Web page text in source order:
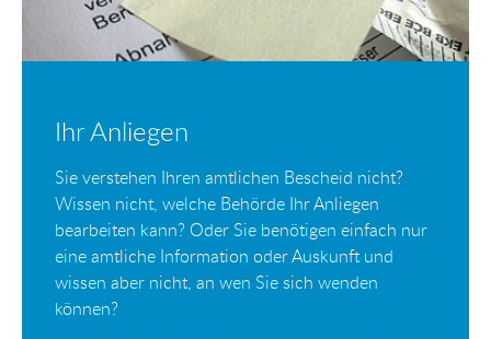
Ihr Anliegen
Sie verstehen Ihren amtlichen Bescheid nicht?
Wissen nicht, welche Behörde Ihr Anliegen
bearbeiten kann? Oder Sie benötigen einfach nur
eine amtliche Information oder Auskunft und
wissen aber nicht, an wen Sie sich wenden
können?